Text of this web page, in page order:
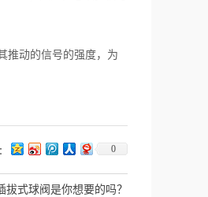
推动的信号的强度，为
0
拔式球阀是你想要的吗？